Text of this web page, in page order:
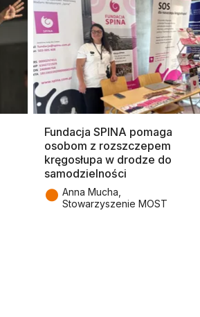
Fundacja SPINA pomaga
osobom z rozszczepem
kręgosłupa w drodze do
samodzielności
● Anna Mucha,
Stowarzyszenie MOST